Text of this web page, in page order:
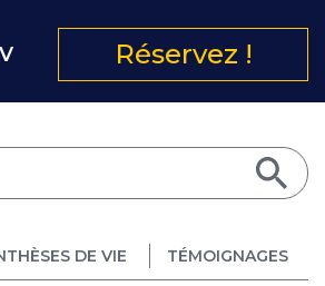
Réservez !
DE VIE TÉMOIGNAGES